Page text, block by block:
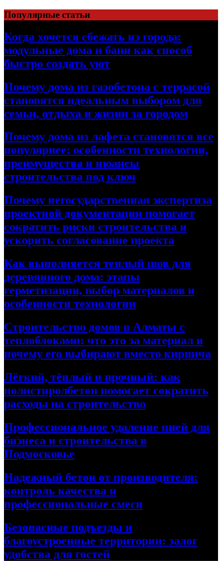
Перейти
к
содержимому
Популярные статьи
Когда хочется сбежать из города:
модульные дома и бани как способ
быстро создать уют
Почему дома из газобетона с террасой
становятся идеальным выбором для
семьи, отдыха и жизни за городом
Почему дома из лафета становятся все
популярнее: особенности технологии,
преимущества и нюансы
строительства под ключ
Почему негосударственная экспертиза
проектной документации помогает
сократить риски строительства и
ускорить согласование проекта
Как выполняется теплый шов для
деревянного дома: этапы
герметизации, выбор материалов и
особенности технологии
Строительство домов в Алматы с
теплоблоками: что это за материал и
почему его выбирают вместо кирпича
Лёгкий, тёплый и прочный: как
полистиролбетон помогает сократить
расходы на строительство
Профессиональное удаление пней для
бизнеса и строительства в
Подмосковье
Надежный бетон от производителя:
контроль качества и
профессиональные смеси
Безопасные подъезды и
благоустроенные территории: залог
удобства для гостей